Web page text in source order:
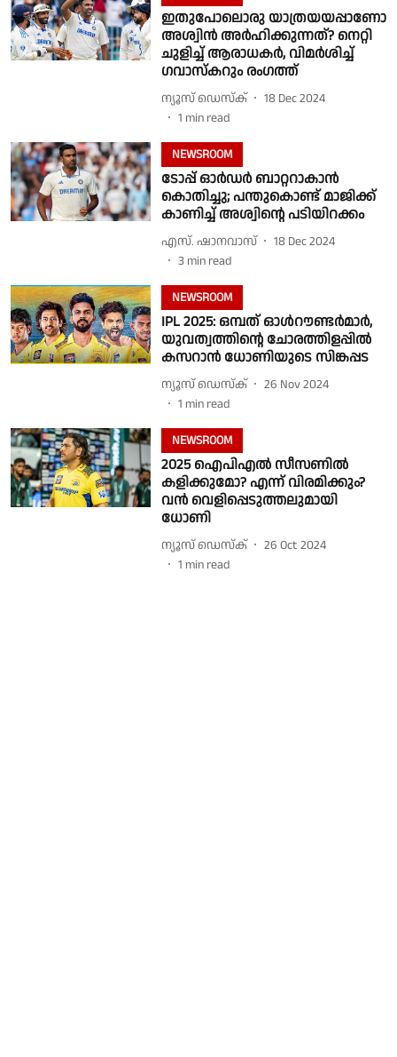
ഇതുപോലൊരു യാത്രയയപ്പാണോ
അശ്വിൻ അർഹിക്കുന്നത്? നെറ്റി
ചുളിച്ച് ആരാധകർ, വിമർശിച്ച്
ഗവാസ്കറും രംഗത്ത്
ന്യൂസ് ഡെസ്ക്
18 Dec 2024
1 min read
NEWSROOM
ടോപ്പ് ഓര്‍ഡര്‍ ബാറ്ററാകാന്‍
കൊതിച്ചു; പന്തുകൊണ്ട് മാജിക്ക്
കാണിച്ച് അശ്വിന്റെ പടിയിറക്കം
എസ്. ഷാനവാസ്
18 Dec 2024
3 min read
NEWSROOM
IPL 2025: ഒമ്പത് ഓള്‍റൗണ്ടര്‍മാർ,
യുവത്വത്തിൻ്റെ ചോരത്തിളപ്പിൽ
കസറാൻ ധോണിയുടെ സിങ്കപ്പട
ന്യൂസ് ഡെസ്ക്
26 Nov 2024
1 min read
NEWSROOM
2025 ഐപിഎൽ സീസണിൽ
കളിക്കുമോ? എന്ന് വിരമിക്കും?
വൻ വെളിപ്പെടുത്തലുമായി
ധോണി
ന്യൂസ് ഡെസ്ക്
26 Oct 2024
1 min read